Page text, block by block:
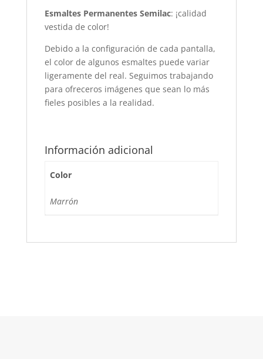
Esmaltes Permanentes Semilac: ¡calidad
vestida de color!
Debido a la configuración de cada pantalla,
el color de algunos esmaltes puede variar
ligeramente del real. Seguimos trabajando
para ofreceros imágenes que sean lo más
fieles posibles a la realidad.
Información adicional
Color
Marrón